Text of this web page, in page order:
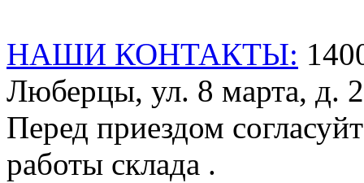
НАШИ КОНТАКТЫ:
Люберцы, ул. 8 марта, д.
Перед приездом
работы склада .